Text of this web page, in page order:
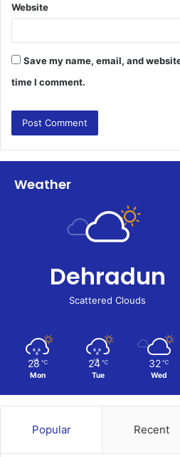
Website
Save my name, email, and
time I comment.
Weather
Dehradun
Scattered Clouds
28 ℃
Mon
24 ℃
Tue
32 ℃
Wed
Popular Recent